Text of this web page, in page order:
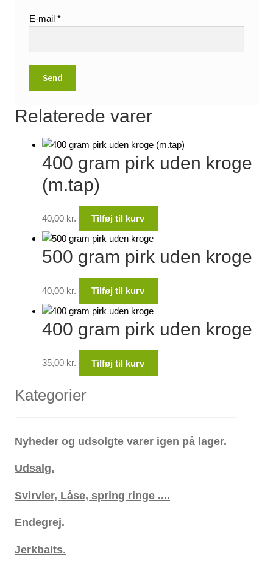
E-mail*
Relaterede varer
400 gram pirk uden kroge
(m.tap)
40,00 kr. Tilføj til kurv
500 gram pirk uden kroge
40,00 kr. Tilføj til kurv
400 gram pirk uden kroge
35,00 kr. Tilføj til kurv
Kategorier
Nyheder og udsolgte varer igen på lager.
Udsalg.
Svirvler, Låse, spring ringe ....
Endegrej.
Jerkbaits.